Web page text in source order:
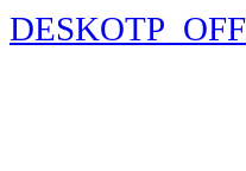
DESKOTP_OFF